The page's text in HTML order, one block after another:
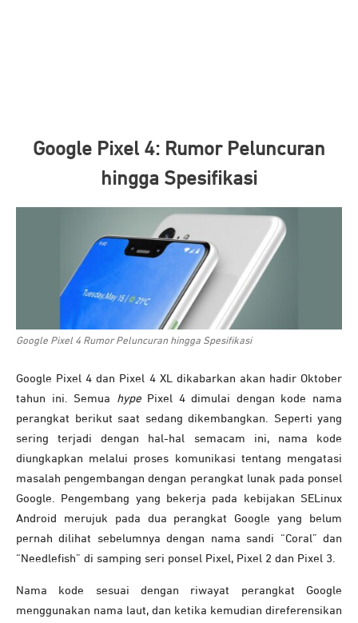
Google Pixel 4: Rumor Peluncuran
hingga Spesifikasi
Google Pixel 4 Rumor Peluncuran hingga Spesifikasi
Google Pixel 4 dan Pixel 4 XL dikabarkan akan hadir Oktober
tahun ini. Semua hype Pixel 4 dimulai dengan kode nama
perangkat berikut saat sedang dikembangkan. Seperti yang
sering terjadi dengan hal-hal semacam ini, nama kode
diungkapkan melalui proses komunikasi tentang mengatasi
masalah pengembangan dengan perangkat lunak pada ponsel
Google. Pengembang yang bekerja pada kebijakan SELinux
Android merujuk pada dua perangkat Google yang belum
pernah dilihat sebelumnya dengan nama sandi “Coral” dan
“Needlefish” di samping seri ponsel Pixel, Pixel 2 dan Pixel 3.
Nama kode sesuai dengan riwayat perangkat Google
menggunakan nama laut, dan ketika kemudian direferensikan